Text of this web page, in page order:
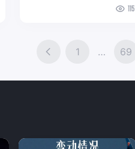
115
1 … 69